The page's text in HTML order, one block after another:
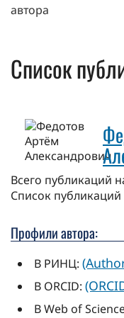
автора
Список
Всего публикаций
Cписок
Профили автора:
В РИНЦ:
В ORCID:
В Web of